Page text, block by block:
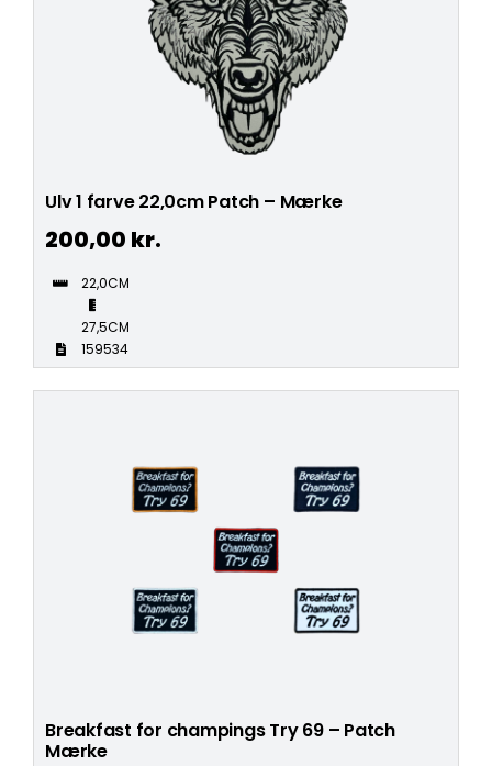
Ulv 1 farve 22,0cm Patch – Mærke
200,00 kr.
22,0CM
27,5CM
159534
Breakfast for champings Try 69 – Patch
Mærke